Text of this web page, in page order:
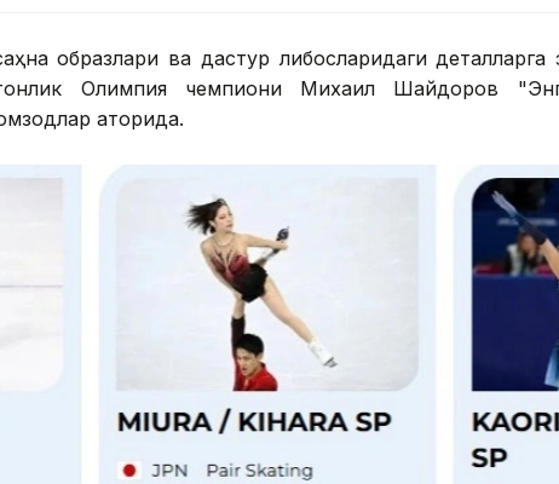
образлари ва дастур либосларидаги деталларга
Олимпия чемпиони Михаил Шайдоров
қаторида.